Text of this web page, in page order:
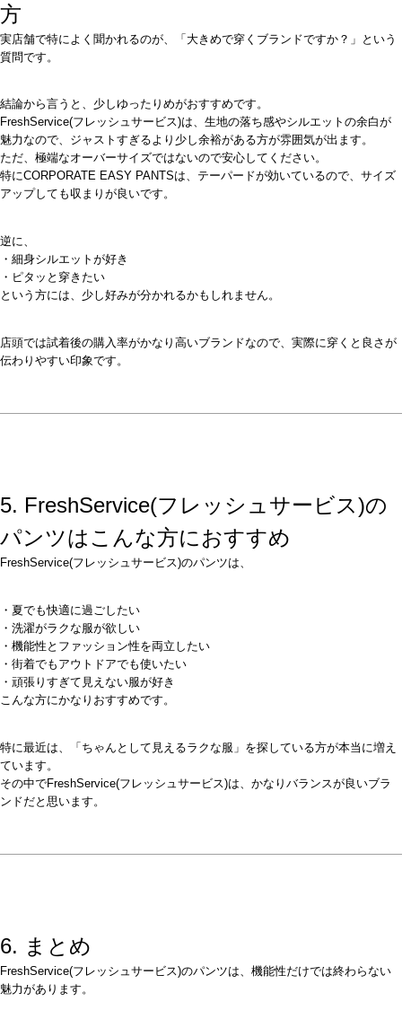
方
実店舗で特によく聞かれるのが、「大きめで穿くブランドですか？」という
質問です。
結論から言うと、少しゆったりめがおすすめです。
FreshService(フレッシュサービス)は、生地の落ち感やシルエットの余白が
魅力なので、ジャストすぎるより少し余裕がある方が雰囲気が出ます。
ただ、極端なオーバーサイズではないので安心してください。
特にCORPORATE EASY PANTSは、テーパードが効いているので、サイズ
アップしても収まりが良いです。
逆に、
・細身シルエットが好き
・ピタッと穿きたい
という方には、少し好みが分かれるかもしれません。
店頭では試着後の購入率がかなり高いブランドなので、実際に穿くと良さが
伝わりやすい印象です。
5. FreshService(フレッシュサービス)の
パンツはこんな方におすすめ
FreshService(フレッシュサービス)のパンツは、
・夏でも快適に過ごしたい
・洗濯がラクな服が欲しい
・機能性とファッション性を両立したい
・街着でもアウトドアでも使いたい
・頑張りすぎて見えない服が好き
こんな方にかなりおすすめです。
特に最近は、「ちゃんとして見えるラクな服」を探している方が本当に増え
ています。
その中でFreshService(フレッシュサービス)は、かなりバランスが良いブラ
ンドだと思います。
6. まとめ
FreshService(フレッシュサービス)のパンツは、機能性だけでは終わらない
魅力があります。